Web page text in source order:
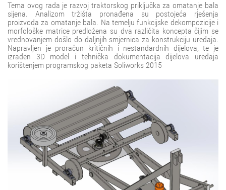
Tema ovog rada je razvoj traktorskog priključka za omatanje bala
sijena. Analizom tržišta pronađena su postojeća rješenja
proizvoda za omatanje bala. Na temelju funkcijske dekompozicije i
morfološke matrice predložena su dva različita koncepta čijim se
vrednovanjem došlo do daljnjih smjernica za konstrukciju uređaja.
Napravljen je proračun kritičnih i nestandardnih dijelova, te je
izrađen 3D model i tehnička dokumentacija dijelova uređaja
korištenjem programskog paketa Soliworks 2015